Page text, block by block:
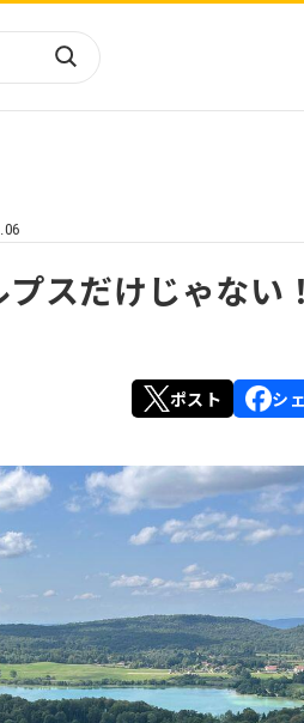
・北陸
四国
九州
沖縄
アジ
北米
中南米
スだけじゃない
ポスト シ